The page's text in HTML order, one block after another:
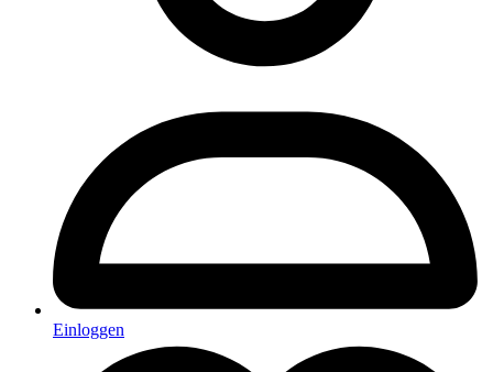
Einloggen